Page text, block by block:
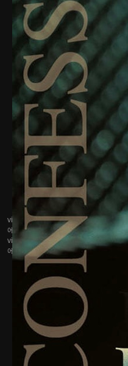
vinyl.coroke.net은 상품판매 당사자
에 대해 보증 또는 책임을 지지 않습니
vinyl.coroke.net에 표시되는 가격, 상
에 의해 수시로 변동될 수 있습니다.
© vinyl.coroke.net.